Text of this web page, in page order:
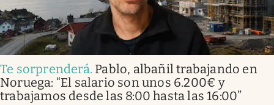
Te sorprenderá. Pablo, albañil trabajando en
Noruega: “El salario son unos 6.200€ y
trabajamos desde las 8:00 hasta las 16:00”